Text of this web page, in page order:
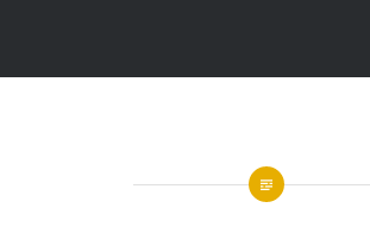
Böttcherei Götze Dresden